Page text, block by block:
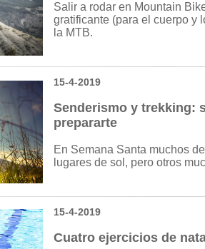
Salir a rodar en Mountain
gratificante (para el cuerpo y
la MTB.
15-4-2019
Senderismo y trekking:
prepararte
En Semana Santa muchos
lugares de sol, pero otros
15-4-2019
Cuatro ejercicios de